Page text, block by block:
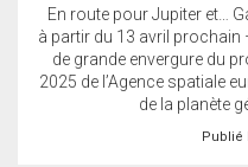
En route pour Jupiter et…
à partir du 13 avril
de grande envergure du
2025 de l’Agence spatiale
de la planète
Publié